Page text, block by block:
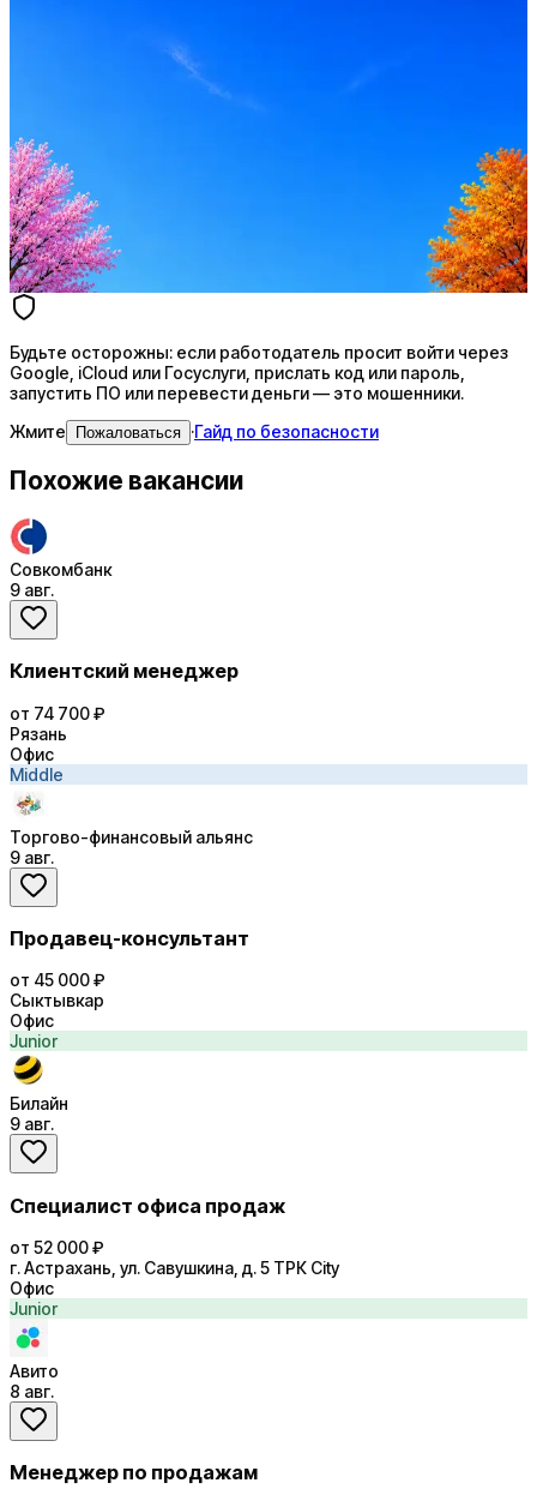
Стратегия поиска с AI: рынки, позиции, вилка, каналы
Будьте осторожны: если работодатель просит войти через
Google, iCloud или Госуслуги, прислать код или пароль,
запустить ПО или перевести деньги — это мошенники.
Жмите
Пожаловаться ·Гайд по безопасности
Похожие вакансии
Совкомбанк
9 авг.
Клиентский менеджер
от 74 700 ₽
Рязань
Офис
Middle
Торгово-финансовый альянс
9 авг.
Продавец-консультант
от 45 000 ₽
Сыктывкар
Офис
Junior
Билайн
9 авг.
Специалист офиса продаж
от 52 000 ₽
г. Астрахань, ул. Савушкина, д. 5 ТРК City
Офис
Junior
Авито
8 авг.
Менеджер по продажам